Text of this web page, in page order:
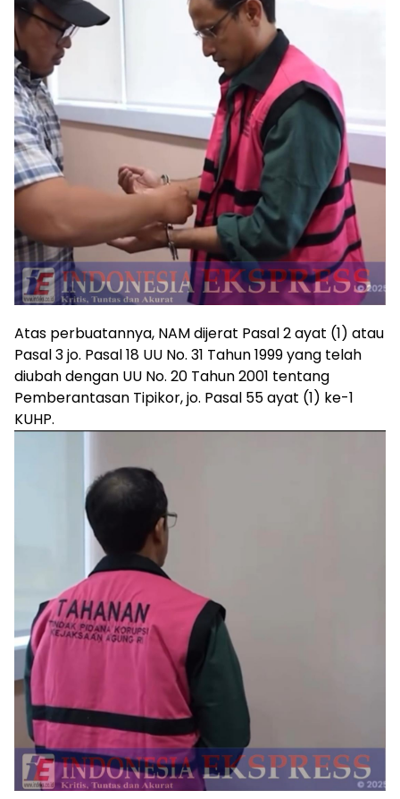
Atas perbuatannya, NAM dijerat Pasal 2 ayat (1) atau
Pasal 3 jo. Pasal 18 UU No. 31 Tahun 1999 yang telah
diubah dengan UU No. 20 Tahun 2001 tentang
Pemberantasan Tipikor, jo. Pasal 55 ayat (1) ke-1
KUHP.